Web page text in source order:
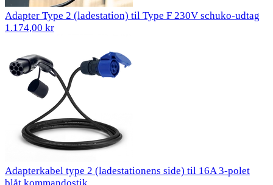
Adapter Type 2 (ladestation) til Type F 230V schuko-udtag
1.174,00 kr
Adapterkabel type 2 (ladestationens side) til 16A 3-polet